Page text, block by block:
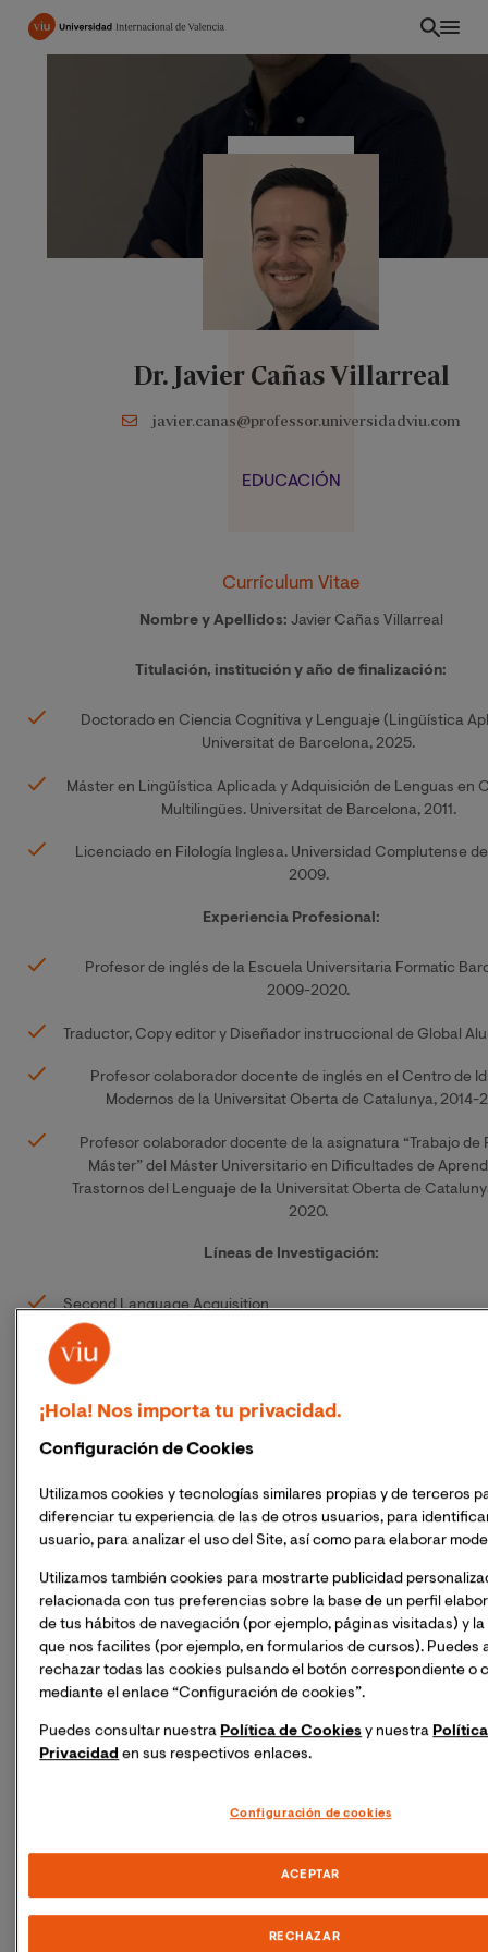
Pasar
Dr. Javier Cañas Villarreal
javier.canas@professor.universidadviu.com
EDUCACIÓN
Currículum Vitae
Nombre y Apellidos: Javier Cañas Villarreal
Titulación, institución y año de finalización:
Doctorado en Ciencia Cognitiva y Lenguaje (Lingüística
Universitat de Barcelona, 2025.
Máster en Lingüística Aplicada y Adquisición de Lenguas en
Multilingües. Universitat de Barcelona, 2011.
Licenciado en Filología Inglesa. Universidad Complutense
2009.
Experiencia Profesional:
Profesor de inglés de la Escuela Universitaria Formatic
2009-2020.
Traductor, Copy editor y Diseñador instruccional de Global
Profesor colaborador docente de inglés en el Centro de
Modernos de la Universitat Oberta de Catalunya, 2014-
Profesor colaborador docente de la asignatura “Trabajo de
Máster” del Máster Universitario en Dificultades de
Trastornos del Lenguaje de la Universitat Oberta de
2020.
Líneas de Investigación:
Second Language Acquisition
Interlanguage Pragmatics
• Cañas, J. (2023). Development of Communicative
Skills C1. Manual docente de la asignatura. Universidad
Valencia.
• Cañas, J. (2022). History, Culture, and Society in English-
Countries. Manual docente de la asignatura. Universidad
Valencia.
• Cañas, J & Scott, Y. I. (2022). Textual Learning:
Production of Oral and Written Texts. Manual docente de la
• Cañas, J. (2019). Development of Communicative Competence:
Awareness C1. Manual docente de la asignatura. Universidad
Study: The Region of Pallars Sobirà, Catalonia, Spain. Procedia -
http://www.sciencedirect.com/science/article/pii/
Catalan/Spanish Learners: A Dual Mechanism Account.
(γλωσσολογία) Journal, 22, 61-68.
¡Hola! Nos importa tu privacidad.
Configuración de Cookies
Utilizamos cookies y tecnologías similares propias y de terceros
diferenciar tu experiencia de las de otros usuarios, para
usuario, para analizar el uso del Site, así como para elaborar
Utilizamos también cookies para mostrarte publicidad
relacionada con tus preferencias sobre la base de un perfil
de tus hábitos de navegación (por ejemplo, páginas visitadas) y
que nos facilites (por ejemplo, en formularios de cursos). Puedes
rechazar todas las cookies pulsando el botón correspondiente o
mediante el enlace “Configuración de cookies”.
Puedes consultar nuestra Política de Cookies y nuestra
Privacidad en sus respectivos enlaces.
Configuración de cookies
RECHAZAR
ACEPTAR